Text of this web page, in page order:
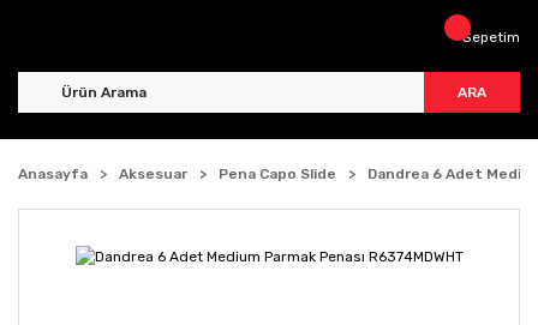
ARA
Sepetim
Anasayfa Aksesuar Pena Capo Slide Dandrea 6 Adet